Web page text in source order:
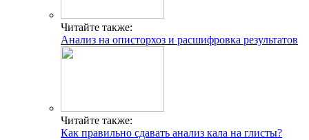
Читайте также:
Анализ на описторхоз и расшифровка результатов
Читайте также:
Как правильно сдавать анализ кала на глисты?